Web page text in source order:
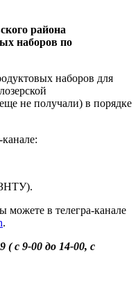
района
наборов по
наборов для
не получали) в порядке
ЗНТУ).
можете в телегра-канале
.
( с 9-00 до 14-00, с